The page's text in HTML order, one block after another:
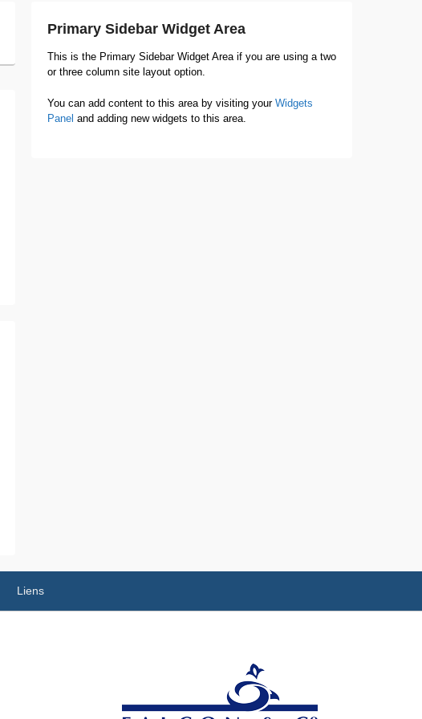
Primary Sidebar Widget Area
This is the Primary Sidebar Widget Area if you are using a two
or three column site layout option.
You can add content to this area by visiting your Widgets
Panel and adding new widgets to this area.
Liens